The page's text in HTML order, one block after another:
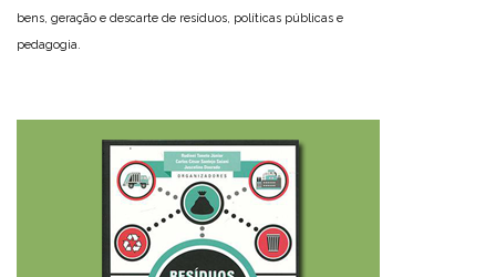
bens, geração e descarte de resíduos, políticas públicas e
pedagogia.